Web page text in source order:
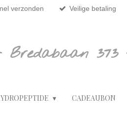
verzonden Veilige betaling
Bredabaan
CADEAUBON